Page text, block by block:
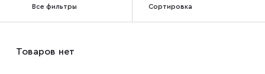
Все фильтры Сортировка
Товаров нет